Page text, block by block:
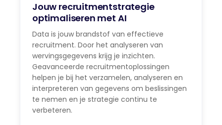
Jouw recruitmentstrategie
optimaliseren met AI
Data is jouw brandstof van effectieve
recruitment. Door het analyseren van
wervingsgegevens krijg je inzichten.
Geavanceerde recruitmentoplossingen
helpen je bij het verzamelen, analyseren en
interpreteren van gegevens om beslissingen
te nemen en je strategie continu te
verbeteren.